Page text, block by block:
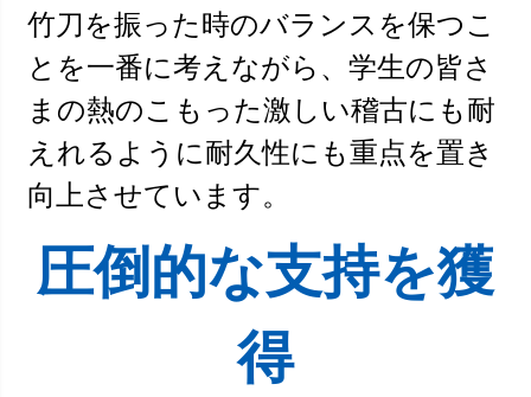
竹刀を振った時のバランスを保つこ
とを一番に考えながら、学生の皆さ
まの熱のこもった激しい稽古にも耐
えれるように耐久性にも重点を置き
向上させています。
圧倒的な支持を獲
得